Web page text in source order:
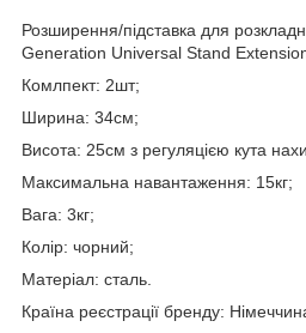
Розширення/підставка для
Generation Universal Stand
Комлпект: 2шт;
Ширина: 34см;
Висота: 25см з регуляцією кута
Максимальна навантаження: 15кг;
Вага: 3кг;
Колір: чорний;
Матеріал: сталь.
Країна реєстрації бренду: